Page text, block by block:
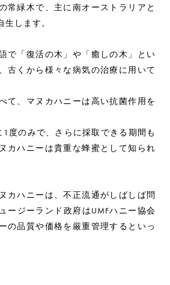
常緑木で、主に南オーストラリアと
します。
で「復活の木」や「癒しの木」とい
古くから様々な病気の治療に用いて
て、マヌカハニーは高い抗菌作用を
度のみで、さらに採取できる期間も
カハニーは貴重な蜂蜜として知られ
カハニーは、不正流通がしばしば問
ージーランド政府はUMFハニー協会
の品質や価格を厳重管理するといっ